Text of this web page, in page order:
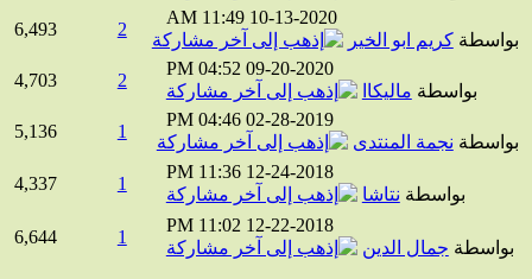
10-13-2020
11:49 AM
كريم ابو الخير
6,493
09-20-2020
04:52 PM
بواسطةماليكاا
4,703
02-28-2019
04:46 PM
نجمة المنتدى
5,136
12-24-2018
11:36 PM
بواسطةنتاشا
4,337
12-22-2018
11:02 PM
جمال الدين
6,644